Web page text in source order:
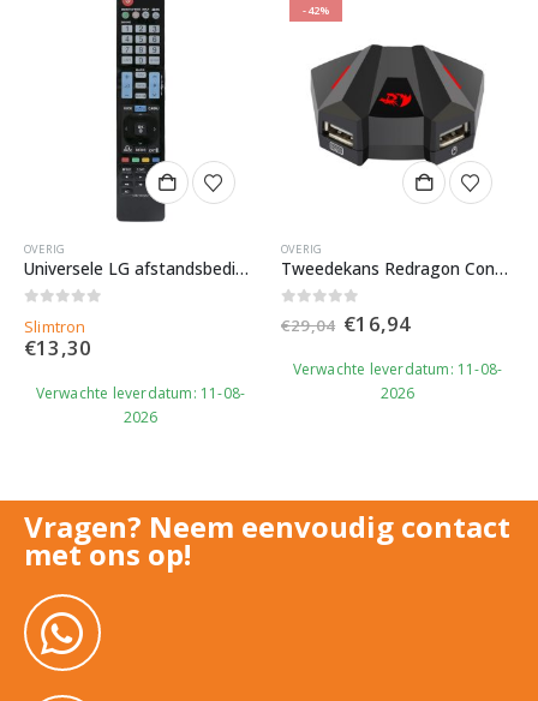
OVERIG
Universele LG afstandsbediening AKB72914293 alternatief – Slimtron
Slimtron
€13,30
Verwachte leverdatum: 11-08-
2026
-42%
OVERIG
Tweedekans Redragon Converter Vulcan GA250
out of 5
€29,04 Oorspronkelijke
prijs
was:
€29,04.
€16,94Huidige
is:
€16,94.
Verwachte leverdatum: 11-08-
2026
Vragen? Neem eenvoudig contact
met ons op!